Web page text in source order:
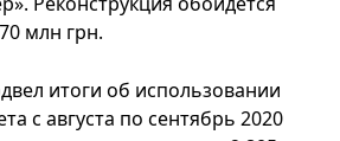
млн грн.
итоги об использовании
с августа по сентябрь 2020